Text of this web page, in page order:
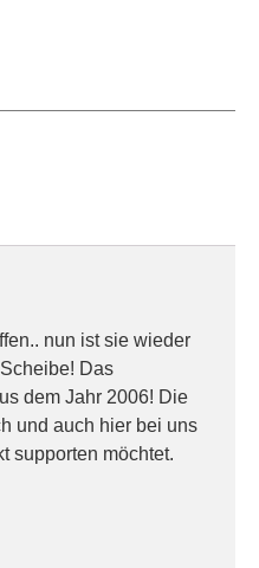
nun ist sie wieder
Das
dem Jahr 2006! Die
und auch hier bei uns
supporten möchtet.